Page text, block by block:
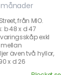
månader
från MIO.
b 48 x d 47
exkl
mellan
även två hyllor,
x d 26